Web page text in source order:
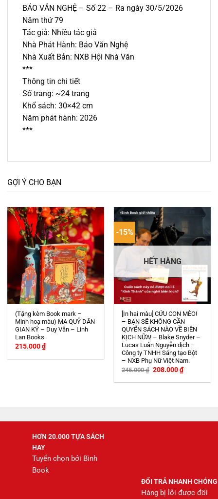
BÁO VĂN NGHỆ – Số 22 – Ra ngày 30/5/2026
Năm thứ 79
Tác giả: Nhiều tác giả
Nhà Phát Hành: Báo Văn Nghệ
Nhà Xuất Bản: NXB Hội Nhà ​Văn
***
Thông tin chi tiết
Số trang: ~24 trang
Khổ sách: 30×42 cm
Năm phát hành: 2026
***
GỢI Ý CHO BẠN
(Tặng kèm Book mark –
Minh hoạ màu) MA QUỶ DÂN
GIAN KÝ – Duy Văn – Linh
Lan Books
215.000₫
-15%
HẾT HÀNG
[In hai màu] CỨU CON MÈO!
– BẠN SẼ KHÔNG CẦN
QUYỂN SÁCH NÀO VỀ BIÊN
KỊCH NỮA! – Blake Snyder –
Lucas Luân Nguyễn dịch –
Công ty TNHH Sáng tạo Bột
– NXB Phụ Nữ Việt Nam.
245.000₫ Giá
là:
208.000₫Giá
hiện
tại
HƠN 20.000 TỰA SÁCH
HAY
Tuyển chọn bởi Bình
Book
ĐỔI TRẢ NHANH CHÓNG
Hàng bị lỗi được đổi